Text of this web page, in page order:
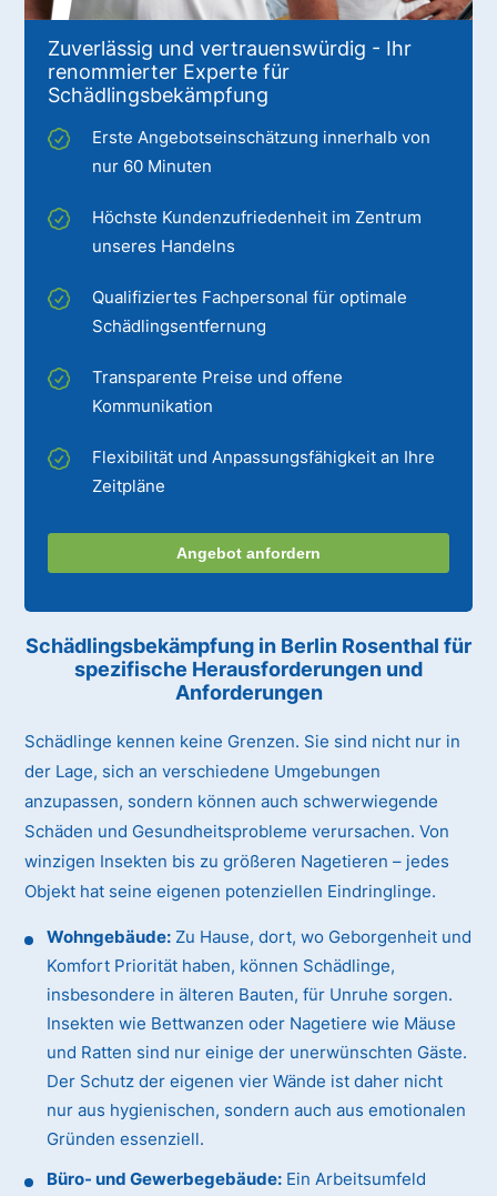
Zuverlässig und vertrauenswürdig - Ihr
renommierter Experte für
Schädlingsbekämpfung
Erste Angebotseinschätzung innerhalb von
nur 60 Minuten
Höchste Kundenzufriedenheit im Zentrum
unseres Handelns
Qualifiziertes Fachpersonal für optimale
Schädlingsentfernung
Transparente Preise und offene
Kommunikation
Flexibilität und Anpassungsfähigkeit an Ihre
Zeitpläne
Angebot anfordern
Schädlingsbekämpfung in Berlin Rosenthal für
spezifische Herausforderungen und
Anforderungen
Schädlinge kennen keine Grenzen. Sie sind nicht nur in
der Lage, sich an verschiedene Umgebungen
anzupassen, sondern können auch schwerwiegende
Schäden und Gesundheitsprobleme verursachen. Von
winzigen Insekten bis zu größeren Nagetieren – jedes
Objekt hat seine eigenen potenziellen Eindringlinge.
Wohngebäude: Zu Hause, dort, wo Geborgenheit und
Komfort Priorität haben, können Schädlinge,
insbesondere in älteren Bauten, für Unruhe sorgen.
Insekten wie Bettwanzen oder Nagetiere wie Mäuse
und Ratten sind nur einige der unerwünschten Gäste.
Der Schutz der eigenen vier Wände ist daher nicht
nur aus hygienischen, sondern auch aus emotionalen
Gründen essenziell.
Büro- und Gewerbegebäude: Ein Arbeitsumfeld